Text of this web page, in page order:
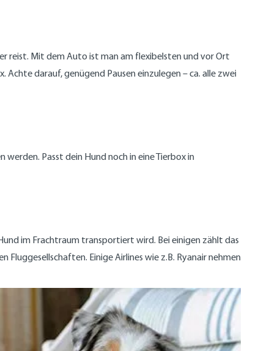
reist. Mit dem Auto ist man am flexibelsten und vor Ort
darauf, genügend Pausen einzulegen – ca. alle zwei
Passt dein Hund noch in eine Tierbox in
im Frachtraum transportiert wird. Bei einigen zählt das
Einige Airlines wie z.B. Ryanair nehmen